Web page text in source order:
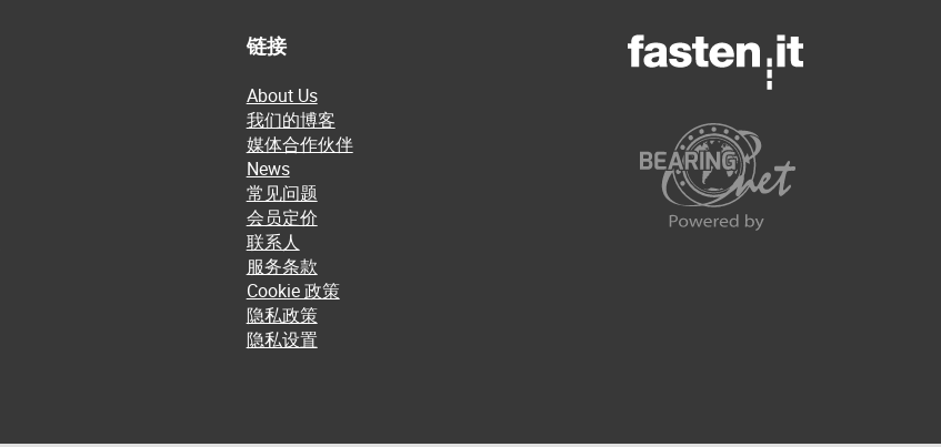
链接
About Us
我们的博客
媒体合作伙伴
News
常见问题
会员定价
联系人
服务条款
Cookie 政策
隐私政策
隐私设置